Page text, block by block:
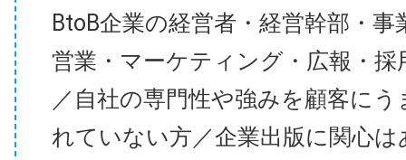
BtoB企業の経営者・経営幹部・事
営業・マーケティング・広報・採
／自社の専門性や強みを顧客に
れていない方／企業出版に関心